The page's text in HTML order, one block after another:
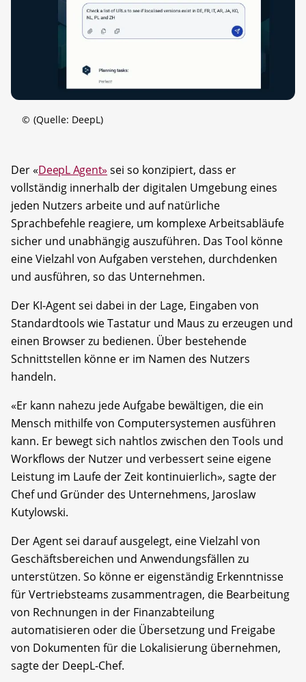
© (Quelle: DeepL)
Der «DeepL Agent» sei so konzipiert, dass er
vollständig innerhalb der digitalen Umgebung eines
jeden Nutzers arbeite und auf natürliche
Sprachbefehle reagiere, um komplexe Arbeitsabläufe
sicher und unabhängig auszuführen. Das Tool könne
eine Vielzahl von Aufgaben verstehen, durchdenken
und ausführen, so das Unternehmen.
Der KI-Agent sei dabei in der Lage, Eingaben von
Standardtools wie Tastatur und Maus zu erzeugen und
einen Browser zu bedienen. Über bestehende
Schnittstellen könne er im Namen des Nutzers
handeln.
«Er kann nahezu jede Aufgabe bewältigen, die ein
Mensch mithilfe von Computersystemen ausführen
kann. Er bewegt sich nahtlos zwischen den Tools und
Workflows der Nutzer und verbessert seine eigene
Leistung im Laufe der Zeit kontinuierlich», sagte der
Chef und Gründer des Unternehmens, Jaroslaw
Kutylowski.
Der Agent sei darauf ausgelegt, eine Vielzahl von
Geschäftsbereichen und Anwendungsfällen zu
unterstützen. So könne er eigenständig Erkenntnisse
für Vertriebsteams zusammentragen, die Bearbeitung
von Rechnungen in der Finanzabteilung
automatisieren oder die Übersetzung und Freigabe
von Dokumenten für die Lokalisierung übernehmen,
sagte der DeepL-Chef.